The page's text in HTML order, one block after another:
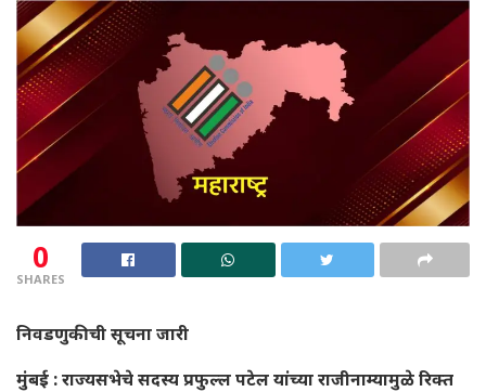
0
SHARES
निवडणुकीची सूचना जारी
मुंबई :राज्यसभेचे सदस्य प्रफुल्ल पटेल यांच्या राजीनाम्यामुळे रिक्त